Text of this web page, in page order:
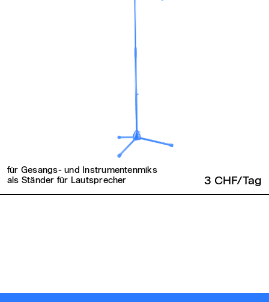
für Gesangs- und Instrumentenmiks
als Ständer für Lautsprecher
3 CHF/Tag